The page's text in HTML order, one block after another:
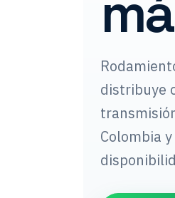
distribuye
Colombia